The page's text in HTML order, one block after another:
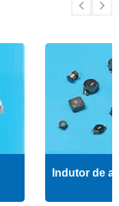
Indutor de